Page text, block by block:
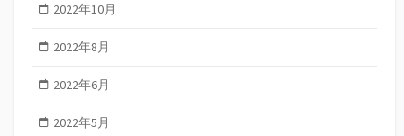
2022年10月
2022年8月
2022年6月
2022年5月